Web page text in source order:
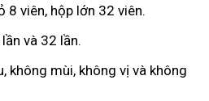
8 viên, hộp lớn 32 viên.
và 32 lần.
không mùi, không vị và không